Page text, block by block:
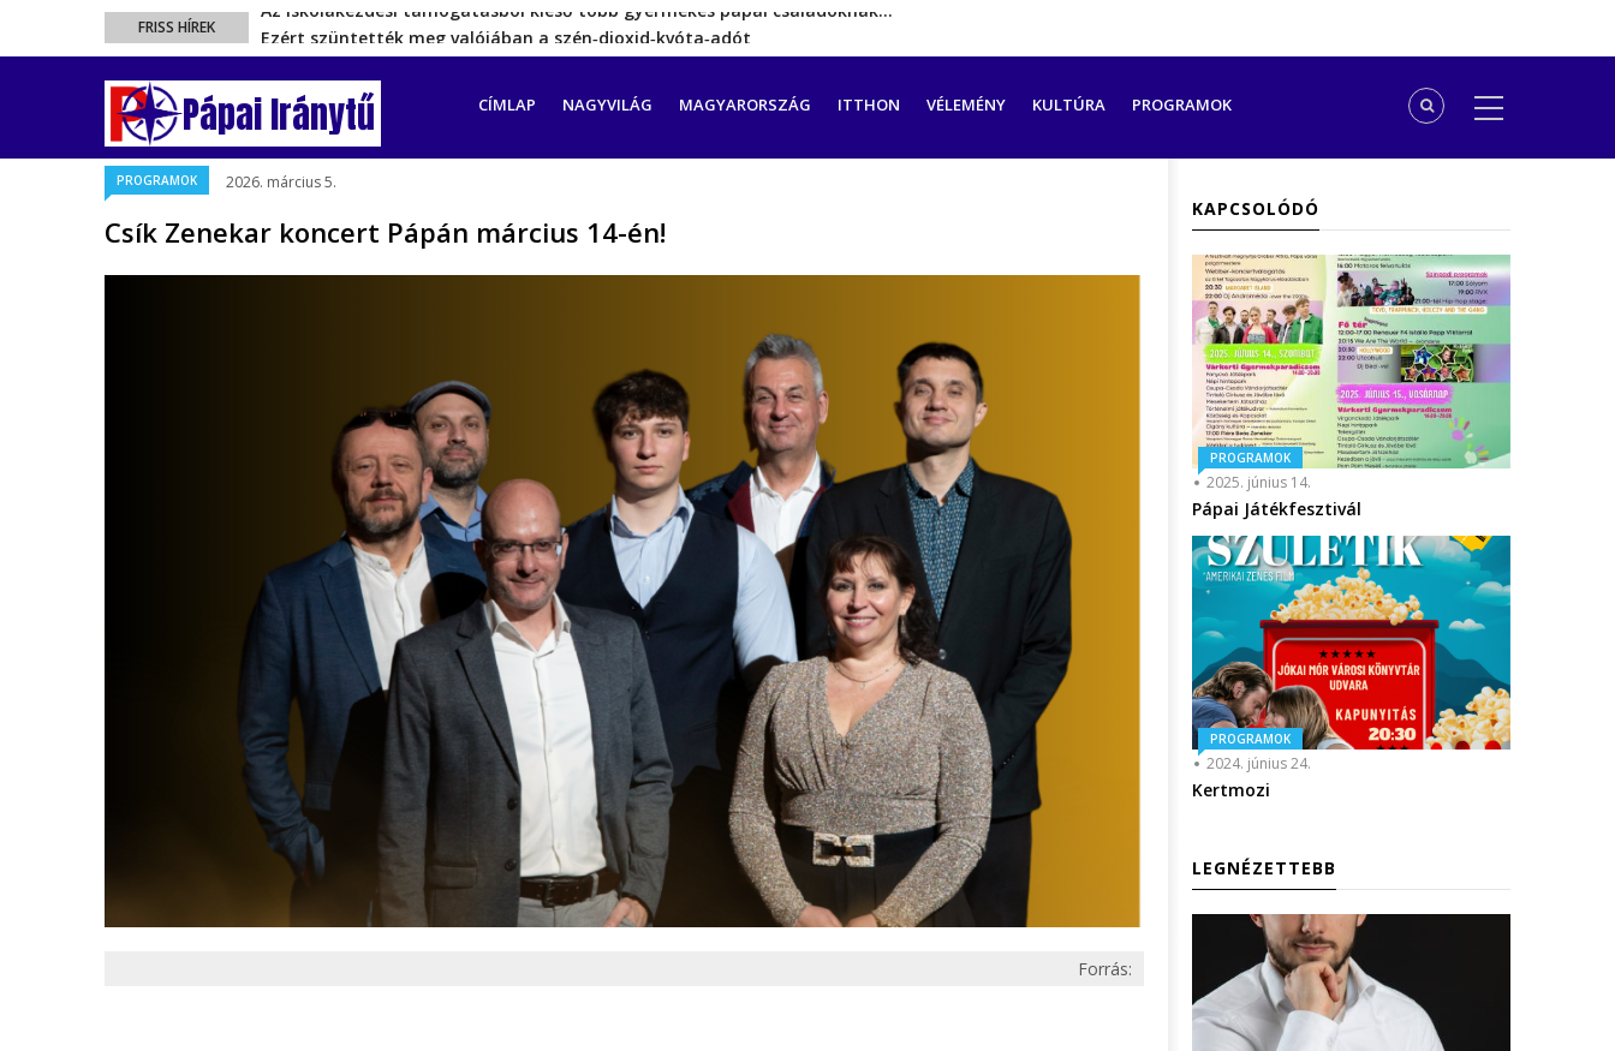
FRISS HÍREK
Ezért szüntették meg valójában a szén‑dioxid‑kvóta‑adót
Energiakrízis: Magyar Péter szerint még hetekig nem lehet…
A spanyol enklávét elárasztják a tengeren érkező migránsok
Rétvári Bence: Magyar Péter gőzerővel hátrál ki a tanároknak tett…
Az iskolakezdési támogatásból kieső több gyermekes pápai családoknak…
Pápai Iránytű
FŐ
CÍMLAP NAGYVILÁG MAGYARORSZÁG ITTHON VÉLEMÉNY KULTÚRA PROGRAMOK
PROGRAMOK 2026. március 5.
Csík Zenekar koncert Pápán március 14-én!
Forrás:
KAPCSOLÓDÓ
PROGRAMOK
2025. június 14.
Pápai Játékfesztivál
PROGRAMOK
2024. június 24.
Kertmozi
LEGNÉZETTEBB